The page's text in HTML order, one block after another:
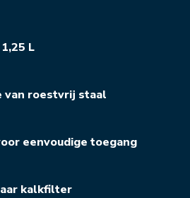
L
van roestvrij staal
eenvoudige toegang
kalkfilter